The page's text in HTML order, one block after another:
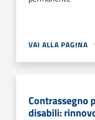
VAI ALLA PAGINA
Contrassegno
disabili: